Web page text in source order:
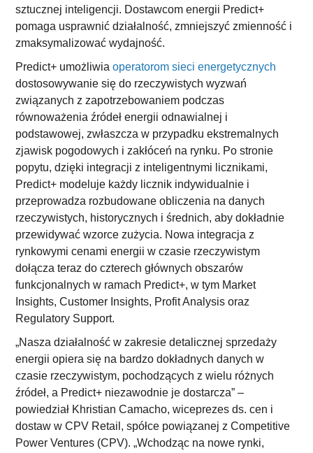
sztucznej inteligencji. Dostawcom energii Predict+
pomaga usprawnić działalność, zmniejszyć zmienność i
zmaksymalizować wydajność.
Predict+ umożliwiaoperatorom sieci energetycznych
dostosowywanie się do rzeczywistych wyzwań
związanych z zapotrzebowaniem podczas
równoważenia źródeł energii odnawialnej i
podstawowej, zwłaszcza w przypadku ekstremalnych
zjawisk pogodowych i zakłóceń na rynku. Po stronie
popytu, dzięki integracji z inteligentnymi licznikami,
Predict+ modeluje każdy licznik indywidualnie i
przeprowadza rozbudowane obliczenia na danych
rzeczywistych, historycznych i średnich, aby dokładnie
przewidywać wzorce zużycia. Nowa integracja z
rynkowymi cenami energii w czasie rzeczywistym
dołącza teraz do czterech głównych obszarów
funkcjonalnych w ramach Predict+, w tym Market
Insights, Customer Insights, Profit Analysis oraz
Regulatory Support.
„Nasza działalność w zakresie detalicznej sprzedaży
energii opiera się na bardzo dokładnych danych w
czasie rzeczywistym, pochodzących z wielu różnych
źródeł, a Predict+ niezawodnie je dostarcza” –
powiedział Khristian Camacho, wiceprezes ds. cen i
dostaw w CPV Retail, spółce powiązanej z Competitive
Power Ventures (CPV). „Wchodząc na nowe rynki,